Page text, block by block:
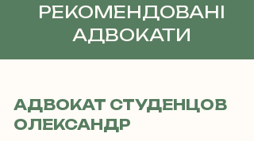
РЕКОМЕНДОВАНІ
АДВОКАТИ
АДВОКАТ СТУДЕНЦОВ
ОЛЕКСАНДР